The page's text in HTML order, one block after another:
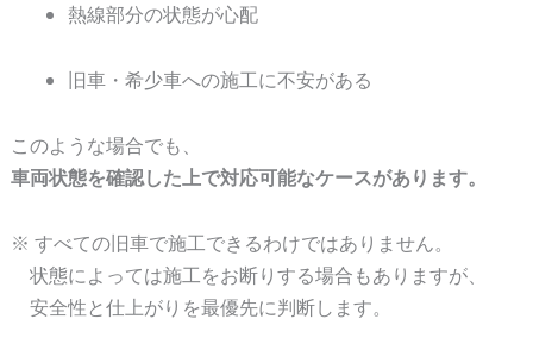
熱線部分の状態が心配
旧車・希少車への施工に不安がある
このような場合でも、
車両状態を確認した上で対応可能なケースがあります。
※ すべての旧車で施工できるわけではありません。
状態によっては施工をお断りする場合もありますが、
安全性と仕上がりを最優先に判断します。